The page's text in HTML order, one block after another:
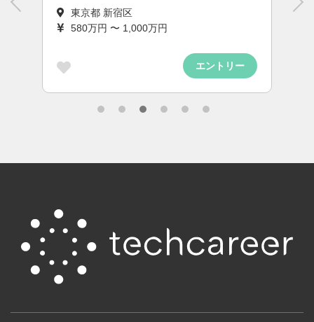
東京都 新宿区
580万円 〜 1,000万円
エントリー